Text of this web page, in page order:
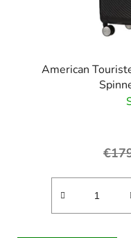
American